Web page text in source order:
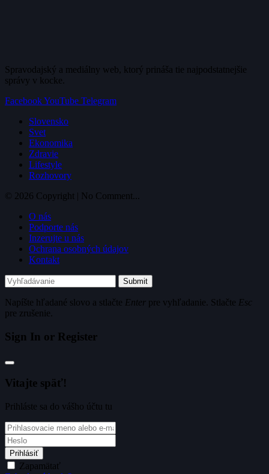
Spravodajský a mediálny web, ktorý prináša tie najpodstatnejšie
správy v kocke.
FacebookYouTube Telegram
Slovensko
Svet
Ekonomika
Zdravie
Lifestyle
Rozhovory
© 2026 Copyright | No Comment...
O nás
Podporte nás
Inzerujte u nás
Ochrana osobných údajov
Kontakt
Submit
Napíšte hľadané slovo a stlačte Enter pre vyhľadanie. Stlačte Esc
pre zrušenie.
Sign In or Register
Vitajte späť!
Prihláste sa do vášho účtu tu
Prihlásiť
Zapamätať